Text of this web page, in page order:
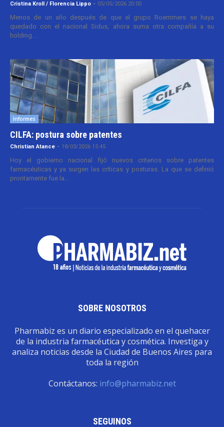
Cristina Kroll / Florencia Lippo - 05/05/2026 20:00
Menos de un año después de que el grupo Roemmers se haya
quedado con el nacional Sidus, ahora suma otra compañía a su
holding....
Informes
CILFA: postura sobre patentes
Christian Atance - 18/03/2026 15:45
Hoy el gobierno nacional fijó nuevos criterios sobre patentes
farmacéuticas y ya surgen las críticas y posturas. La que se definió
prontamente fue la...
SOBRE NOSOTROS
Pharmabiz es un diario especializado en el quehacer
de la industria farmacéutica y cosmética. Investiga y
analiza noticias desde la Ciudad de Buenos Aires para
toda la región
Contáctanos: info@pharmabiz.net
SEGUINOS